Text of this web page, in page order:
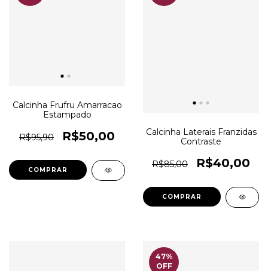
Calcinha Frufru Amarracao
Estampado
R$95,90 R$50,00
COMPRAR
Calcinha Laterais Franzidas
Contraste
R$85,00 R$40,00
COMPRAR
47%
OFF